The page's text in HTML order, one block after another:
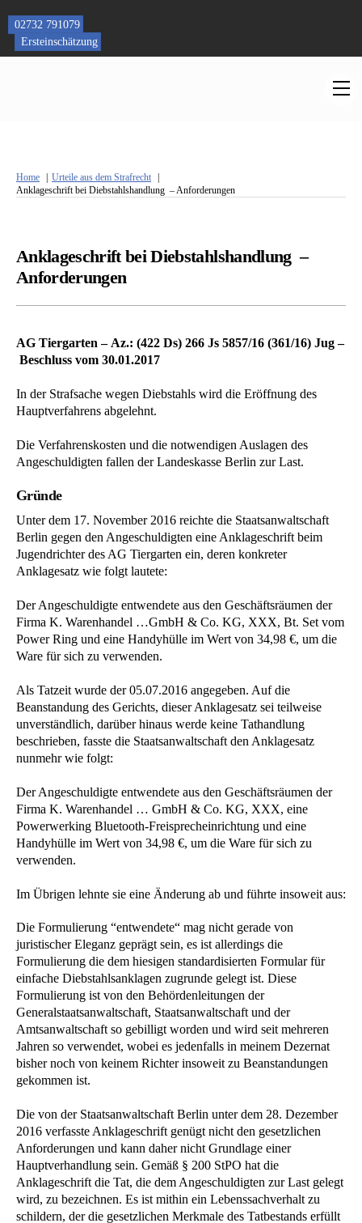
content
02732 791079
Ersteinschätzung
Home
Urteile aus dem Strafrecht
Anklageschrift bei Diebstahlshandlung – Anforderungen
Anklageschrift bei Diebstahlshandlung –
Anforderungen
AG Tiergarten – Az.: (422 Ds) 266 Js 5857/16 (361/16) Jug –
Beschluss vom 30.01.2017
In der Strafsache wegen Diebstahls wird die Eröffnung des
Hauptverfahrens abgelehnt.
Die Verfahrenskosten und die notwendigen Auslagen des
Angeschuldigten fallen der Landeskasse Berlin zur Last.
Gründe
Unter dem 17. November 2016 reichte die Staatsanwaltschaft
Berlin gegen den Angeschuldigten eine Anklageschrift beim
Jugendrichter des AG Tiergarten ein, deren konkreter
Anklagesatz wie folgt lautete:
Der Angeschuldigte entwendete aus den Geschäftsräumen der
Firma K. Warenhandel …GmbH & Co. KG, XXX, Bt. Set vom
Power Ring und eine Handyhülle im Wert von 34,98 €, um die
Ware für sich zu verwenden.
Als Tatzeit wurde der 05.07.2016 angegeben. Auf die
Beanstandung des Gerichts, dieser Anklagesatz sei teilweise
unverständlich, darüber hinaus werde keine Tathandlung
beschrieben, fasste die Staatsanwaltschaft den Anklagesatz
nunmehr wie folgt:
Der Angeschuldigte entwendete aus den Geschäftsräumen der
Firma K. Warenhandel … GmbH & Co. KG, XXX, eine
Powerwerking Bluetooth-Freisprecheinrichtung und eine
Handyhülle im Wert von 34,98 €, um die Ware für sich zu
verwenden.
Im Übrigen lehnte sie eine Änderung ab und führte insoweit aus:
Die Formulierung “entwendete“ mag nicht gerade von
juristischer Eleganz geprägt sein, es ist allerdings die
Formulierung die dem hiesigen standardisierten Formular für
einfache Diebstahlsanklagen zugrunde gelegt ist. Diese
Formulierung ist von den Behördenleitungen der
Generalstaatsanwaltschaft, Staatsanwaltschaft und der
Amtsanwaltschaft so gebilligt worden und wird seit mehreren
Jahren so verwendet, wobei es jedenfalls in meinem Dezernat
bisher noch von keinem Richter insoweit zu Beanstandungen
gekommen ist.
Die von der Staatsanwaltschaft Berlin unter dem 28. Dezember
2016 verfasste Anklageschrift genügt nicht den gesetzlichen
Anforderungen und kann daher nicht Grundlage einer
Hauptverhandlung sein. Gemäß § 200 StPO hat die
Anklageschrift die Tat, die dem Angeschuldigten zur Last gelegt
wird, zu bezeichnen. Es ist mithin ein Lebenssachverhalt zu
schildern, der die gesetzlichen Merkmale des Tatbestands erfüllt